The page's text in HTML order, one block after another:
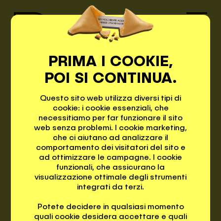
PEPPIS
PROGETTI
CREDO
CONTATTO
PROGET
TI
WEBMARKETING
È COME IL
PRIMA I COOKIE,
POI SI CONTINUA.
Questo sito web utilizza diversi tipi di
cookie: i cookie essenziali, che
necessitiamo per far funzionare il sito
web senza problemi. I cookie marketing,
che ci aiutano ad analizzare il
comportamento dei visitatori del sito e
ad ottimizzare le campagne. I cookie
funzionali, che assicurano la
visualizzazione ottimale degli strumenti
integrati da terzi.
Potete decidere in qualsiasi momento
quali cookie desidera accettare e quali